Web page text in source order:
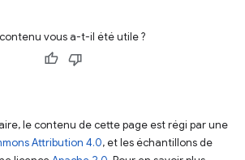
vous a-t-il été utile ?
le contenu de cette page est régi par une
Attribution 4.0, et les échantillons de